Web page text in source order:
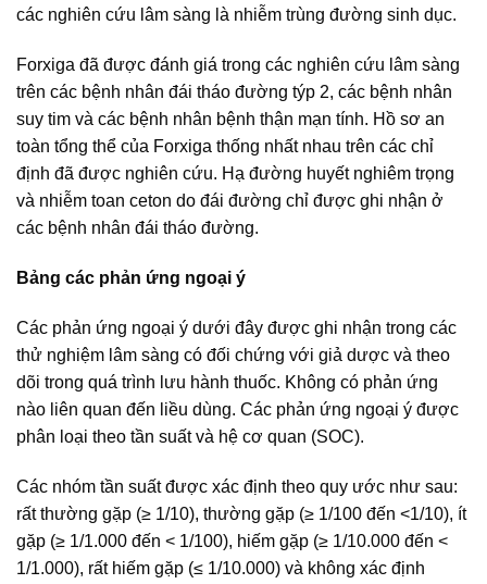
các nghiên cứu lâm sàng là nhiễm trùng đường sinh dục.
Forxiga đã được đánh giá trong các nghiên cứu lâm sàng
trên các bệnh nhân đái tháo đường týp 2, các bệnh nhân
suy tim và các bệnh nhân bệnh thận mạn tính. Hồ sơ an
toàn tổng thể của Forxiga thống nhất nhau trên các chỉ
định đã được nghiên cứu. Hạ đường huyết nghiêm trọng
và nhiễm toan ceton do đái đường chỉ được ghi nhận ở
các bệnh nhân đái tháo đường.
Bảng các phản ứng ngoại ý
Các phản ứng ngoại ý dưới đây được ghi nhận trong các
thử nghiệm lâm sàng có đối chứng với giả dược và theo
dõi trong quá trình lưu hành thuốc. Không có phản ứng
nào liên quan đến liều dùng. Các phản ứng ngoại ý được
phân loại theo tần suất và hệ cơ quan (SOC).
Các nhóm tần suất được xác định theo quy ước như sau:
rất thường gặp (≥ 1/10), thường gặp (≥ 1/100 đến <1/10), ít
gặp (≥ 1/1.000 đến < 1/100), hiếm gặp (≥ 1/10.000 đến <
1/1.000), rất hiếm gặp (≤ 1/10.000) và không xác định